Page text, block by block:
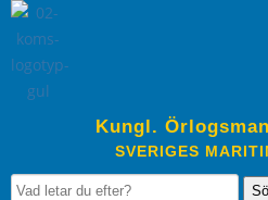
Kungl.
SVERIGES